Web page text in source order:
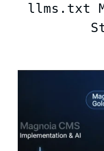
llms.txt